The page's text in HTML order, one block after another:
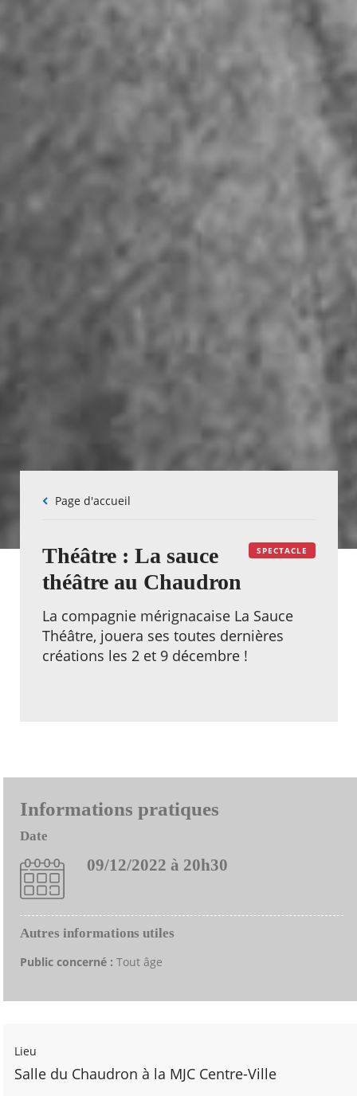
Fil
Page d'accueil
SPECTACLE
Théâtre : La sauce
théâtre au Chaudron
La compagnie mérignacaise La Sauce
Théâtre, jouera ses toutes dernières
créations les 2 et 9 décembre !
Informations pratiques
Date
09/12/2022 à 20h30
Autres informations utiles
Public concerné : Tout âge
Lieu
Salle du Chaudron à la MJC Centre-Ville